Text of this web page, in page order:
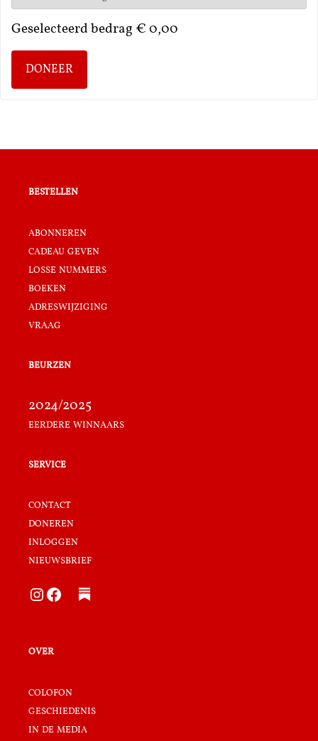
Geselecteerd bedrag € 0,00
DONEER
bestellen
abonneren
cadeau geven
losse nummers
boeken
adreswijziging
vraag
beurzen
2024/2025
eerdere winnaars
service
contact
doneren
inloggen
nieuwsbrief
Instagram Facebook
over
colofon
geschiedenis
in de media